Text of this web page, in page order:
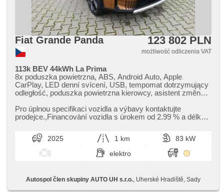
Fiat Grande Panda 123 802 PLN
możliwość odliczenia VAT
113k BEV 44kWh La Prima
8x poduszka powietrzna, ABS, Android Auto, Apple
CarPlay, LED denní svícení, USB, tempomat dotrzymujący
odległość, poduszka powietrzna kierowcy, asistent změny
zamykanie centralne - zdalne, digitální příjem rádia (DAB),
digitální přístrojový štít, el. opuszczane przednie szyby, el.
martwego pola, isofix, czujnik deszczu, stabilizacja
podwozia (ESP), termometr zewnętrzny, podgrzewana
przednia szyba, chowane zagłówki, wycieraczka tylna,
lampy tylne LED, gwarancja
Pro úplnou specifikaci vozidla a výbavy kontaktujte
prodejce.,​Financování vozidla s úrokem od 2.99 % a délkou
2025 1 km
83 kW
elektro
Autospol člen skupiny AUTO UH s.r.o. , Uherské Hradiště, Sady